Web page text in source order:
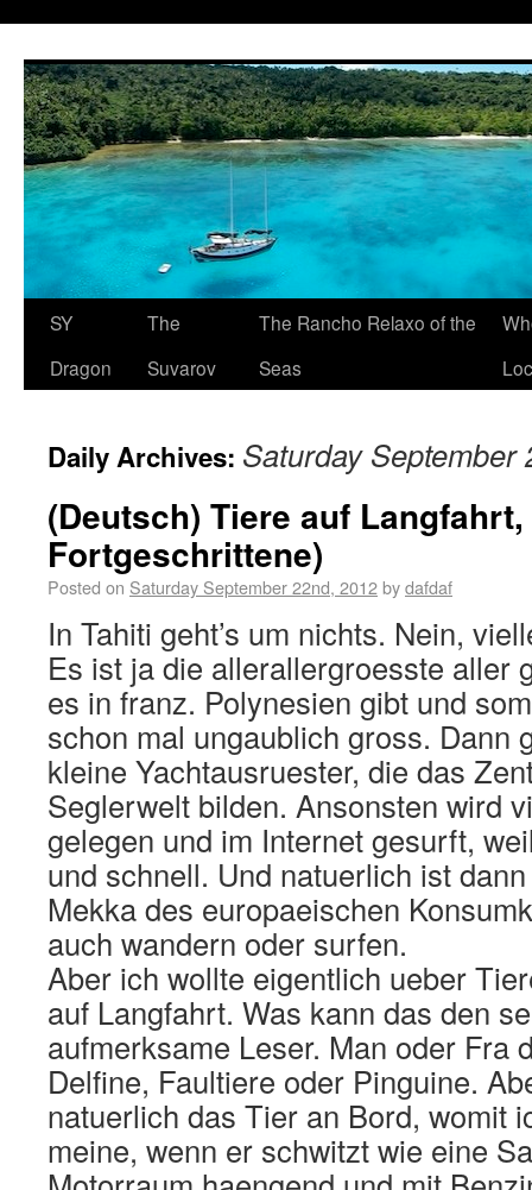
SY
Dragon
The
Suvarov
The Rancho Relaxo of the
Seas
Daily Archives: Saturday September
(Deutsch) Tiere auf
Fortgeschrittene)
Posted on Saturday September 22nd, 2012bydafdaf
In Tahiti geht’s um nichts. Nein,
Es ist ja die allerallergroesste aller
es in franz. Polynesien gibt und
schon mal ungaublich gross. Dann
kleine Yachtausruester, die das
Seglerwelt bilden. Ansonsten wird
gelegen und im Internet gesurft,
und schnell. Und natuerlich ist
Mekka des europaeischen
auch wandern oder surfen.
Aber ich wollte eigentlich ueber
auf Langfahrt. Was kann das den
aufmerksame Leser. Man oder Fra
Delfine, Faultiere oder Pinguine.
natuerlich das Tier an Bord, womit
meine, wenn er schwitzt wie eine